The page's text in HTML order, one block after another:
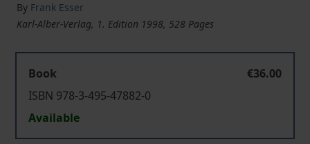
By Frank Esser
Karl-Alber-Verlag, 1. Edition 1998, 528 Pages
Book
€36.00
ISBN 978-3-495-47882-0
Available